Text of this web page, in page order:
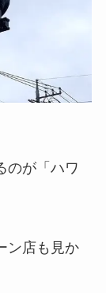
のが「ハワ
ン店も見か